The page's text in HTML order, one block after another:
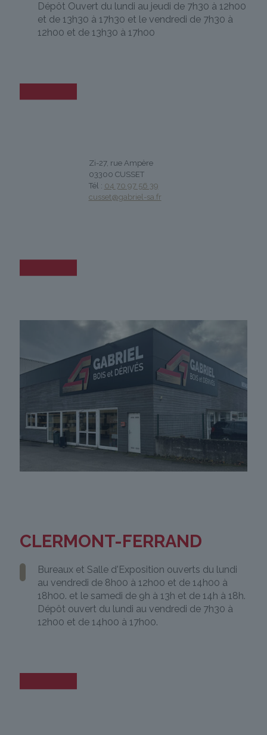
Dépôt Ouvert du lundi au jeudi de 7h30 à 12h00
et de 13h30 à 17h30 et le vendredi de 7h30 à
12h00 et de 13h30 à 17h00
Zi-27, rue Ampère
03300 CUSSET
Tél : 04 70 97 56 39
cusset@gabriel-sa.fr
CLERMONT-FERRAND
Bureaux et Salle d'Exposition ouverts du lundi
au vendredi de 8h00 à 12h00 et de 14h00 à
18h00. et le samedi de 9h à 13h et de 14h à 18h.
Dépôt ouvert du lundi au vendredi de 7h30 à
12h00 et de 14h00 à 17h00.